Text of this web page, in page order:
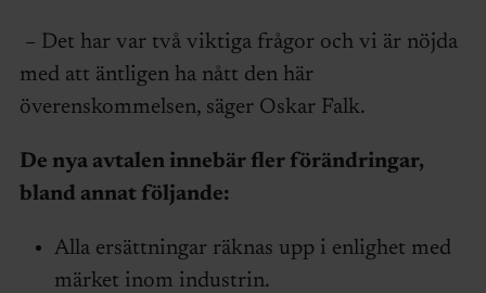
– Det har var två viktiga frågor och vi är nöjda
med att äntligen ha nått den här
överenskommelsen, säger Oskar Falk.
De nya avtalen innebär fler förändringar,
bland annat följande:
Alla ersättningar räknas upp i enlighet med
märket inom industrin.